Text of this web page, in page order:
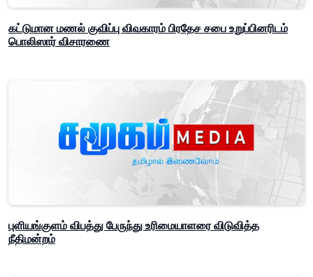
கட்டுமான மணல் குவிப்பு விவகாரம் பிரதேச சபை உறுப்பினரிடம்
பொலிஸார் விசாரணை
புளியங்குளம் விபத்து பேருந்து உரிமையாளரை விடுவித்த
நீதிமன்றம்